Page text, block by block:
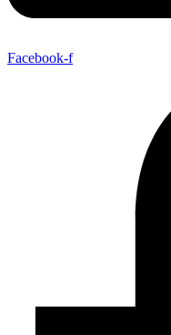
Facebook-f